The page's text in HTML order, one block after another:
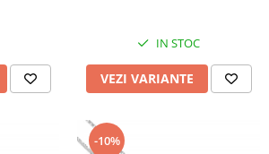
IN STOC
VEZI VARIANTE
-10%